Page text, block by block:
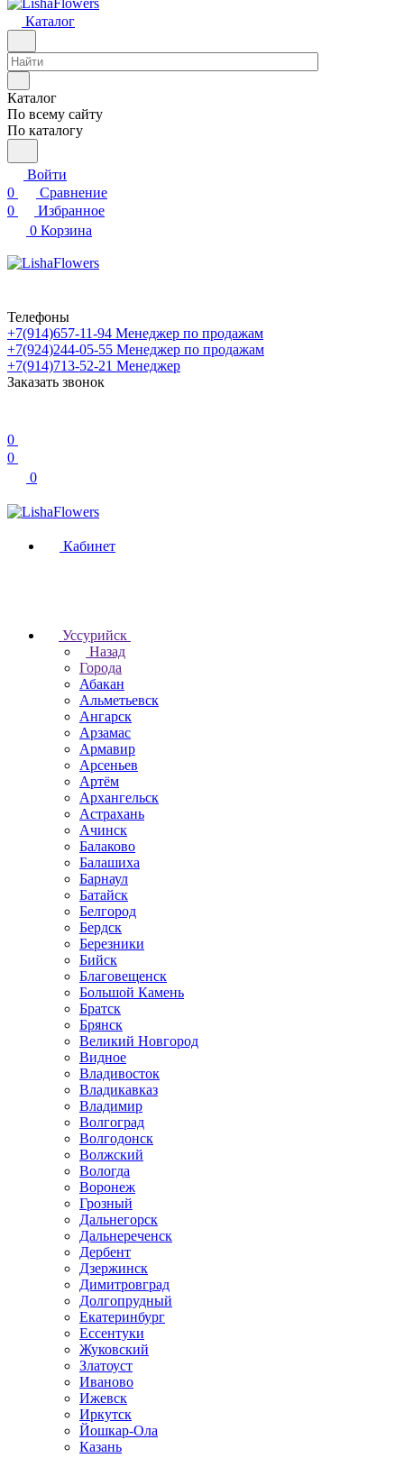
Каталог
Каталог
По всему сайту
По каталогу
Войти
0
Сравнение
0
Избранное
0 Корзина
Телефоны
+7(914)657-11-94 Менеджер по продажам
+7(924)244-05-55 Менеджер по продажам
+7(914)713-52-21 Менеджер
Заказать звонок
0
0
0
Кабинет
Уссурийск
Назад
Города
Абакан
Альметьевск
Ангарск
Арзамас
Армавир
Арсеньев
Артём
Архангельск
Астрахань
Ачинск
Балаково
Балашиха
Барнаул
Батайск
Белгород
Бердск
Березники
Бийск
Благовещенск
Большой Камень
Братск
Брянск
Великий Новгород
Видное
Владивосток
Владикавказ
Владимир
Волгоград
Волгодонск
Волжский
Вологда
Воронеж
Грозный
Дальнегорск
Дальнереченск
Дербент
Дзержинск
Димитровград
Долгопрудный
Екатеринбург
Ессентуки
Жуковский
Златоуст
Иваново
Ижевск
Иркутск
Йошкар-Ола
Казань